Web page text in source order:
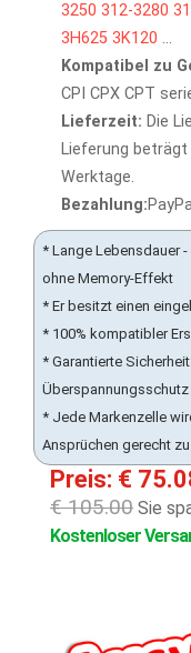
3250 312-3280
3H625 3K120 ...
Kompatibel zu
CPI CPX CPT
Lieferzeit: Die
Lieferung
Werktage.
Bezahlung:
* Lange Lebensdauer
ohne Memory-Effekt
* Er besitzt einen
* 100% kompatibler
* Garantierte
Überspannungsschutz
* Jede Markenzelle
Ansprüchen gerecht
Preis: €
€ 105.00 Sie
Kostenloser